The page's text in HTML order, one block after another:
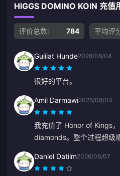
HIGGS DOMINO KOIN 充值
评价总数: 784 平均评
Gulilat Hunde2026/08/04
很好的平台。
Amil Darmawi2026/08/04
我充值了 Honor of Kings
diamonds。整个过程超级
Daniel Datilm2026/08/07